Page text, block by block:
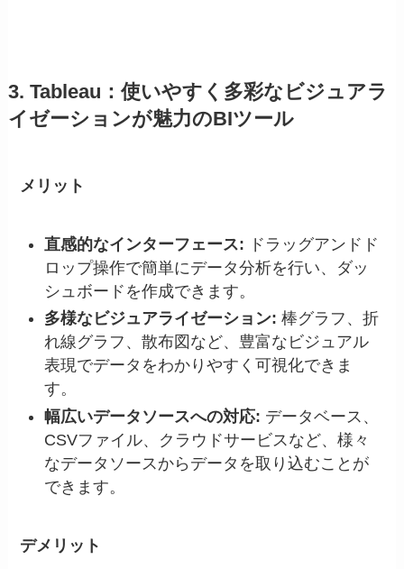
3. Tableau：使いやすく多彩なビジュアラ
イゼーションが魅力のBIツール
メリット
直感的なインターフェース: ドラッグアンドド
ロップ操作で簡単にデータ分析を行い、ダッ
シュボードを作成できます。
多様なビジュアライゼーション: 棒グラフ、折
れ線グラフ、散布図など、豊富なビジュアル
表現でデータをわかりやすく可視化できま
す。
幅広いデータソースへの対応: データベース、
CSVファイル、クラウドサービスなど、様々
なデータソースからデータを取り込むことが
できます。
デメリット